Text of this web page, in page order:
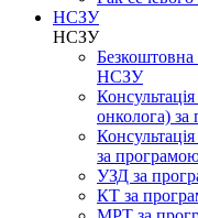
НСЗУ
НСЗУ
Безкоштовна
НСЗУ
онколога)
за
УЗД за
КТ за